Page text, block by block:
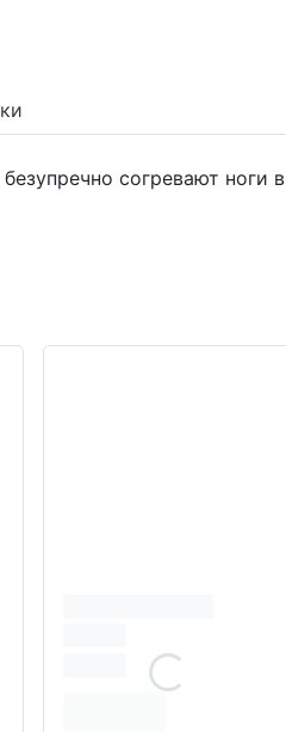
согревают ноги в